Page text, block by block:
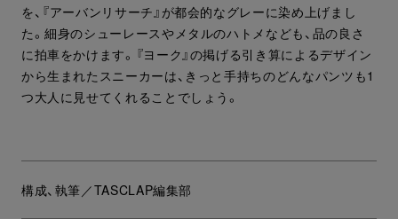
を、『アーバンリサーチ』が都会的なグレーに染め上げまし
た。細身のシューレースやメタルのハトメなども、品の良さ
に拍車をかけます。『ヨーク』の掲げる引き算によるデザイン
から生まれたスニーカーは、きっと手持ちのどんなパンツも1
つ大人に見せてくれることでしょう。
構成、執筆／TASCLAP編集部